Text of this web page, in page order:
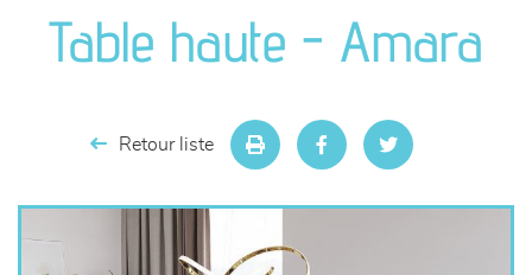
séjours
chambres et dressing
literie
Table haute - Amara
Retour liste